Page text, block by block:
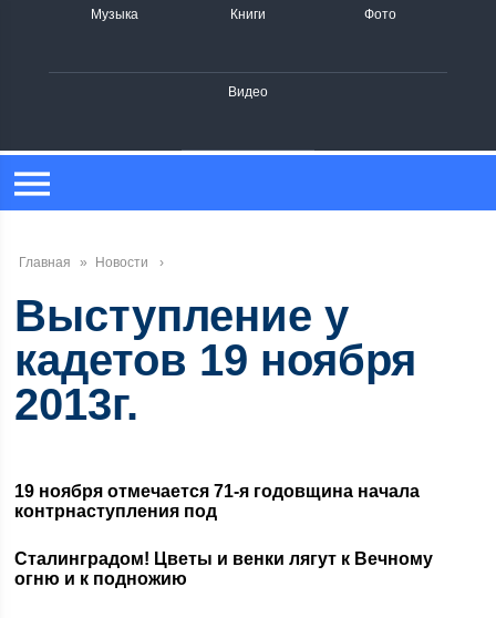
Музыка Книги Фото
Видео
Главная » Новости
Выступление у
кадетов 19 ноября
2013г.
19 ноября отмечается 71-я годовщина начала
контрнаступления под
Сталинградом! Цветы и венки лягут к Вечному
огню и к подножию